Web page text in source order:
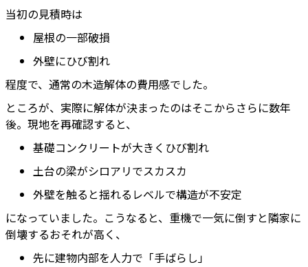
当初の見積時は
屋根の一部破損
外壁にひび割れ
程度で、通常の木造解体の費用感でした。
ところが、実際に解体が決まったのはそこからさらに数年
後。現地を再確認すると、
基礎コンクリートが大きくひび割れ
土台の梁がシロアリでスカスカ
外壁を触ると揺れるレベルで構造が不安定
になっていました。こうなると、重機で一気に倒すと隣家に
倒壊するおそれが高く、
先に建物内部を人力で「手ばらし」